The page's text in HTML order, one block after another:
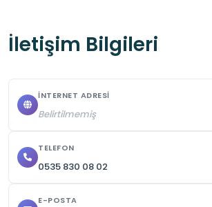
Piknik alanları düzenli kullanılmalı
veya rehberin yönlendirmelerine
ve çevre bilinci geliştirmeye
üzerinde düşünülmelidir.
İletişim Bilgileri
İNTERNET ADRESI
Belirtilmemiş
TELEFON
0535 830 08 02
E-POSTA